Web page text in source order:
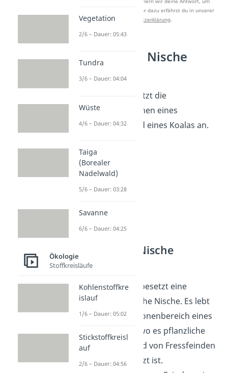
Studyflix zu verbessern. Mehr dazu erfährst du in unserer
Datenschutzerklärung.
Ökologische Nische
Schauen wir uns jetzt die
ökologischen Nischen eines
Eichhörnchens und eines Koalas an.
Ökologische Nische
Eichhörnchen
EinEichhörnchen
besetzt eine
spezielle ökologische Nische. Es lebt
zum Beispiel im Kronenbereich eines
Baumes (Biotop), wo es pflanzliche
Nahrung findet und von Fressfeinden
am Boden geschützt ist.
Vegetation
2/6 – Dauer: 05:43
Tundra
3/6 – Dauer: 04:04
Wüste
4/6 – Dauer: 04:32
Taiga
(Borealer
Nadelwald)
5/6 – Dauer: 03:28
Savanne
6/6 – Dauer: 04:25
Ökologie
Stoffkreisläufe
Kohlenstoffkre
islauf
1/6 – Dauer: 05:02
Stickstoffkreisl
auf
2/6 – Dauer: 04:56